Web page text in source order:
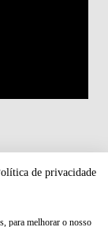
de privacidade
para melhorar o nosso